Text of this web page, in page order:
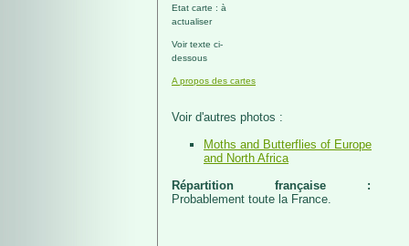
Etat carte : à
actualiser
Voir texte ci-
dessous
A propos des cartes
Voir d'autres photos :
Moths and Butterflies of Europe
and North Africa
Répartition française :
Probablement toute la France.